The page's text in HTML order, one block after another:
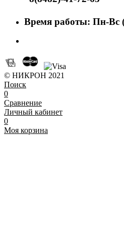
Время работы: Пн-Вс
© НИКРОН 2021
Поиск
0
Сравнение
Личный кабинет
0
Моя корзина